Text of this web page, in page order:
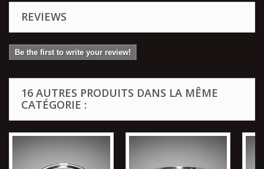
REVIEWS
Be the first to write your review!
16 AUTRES PRODUITS DANS LA MÊME
CATÉGORIE :